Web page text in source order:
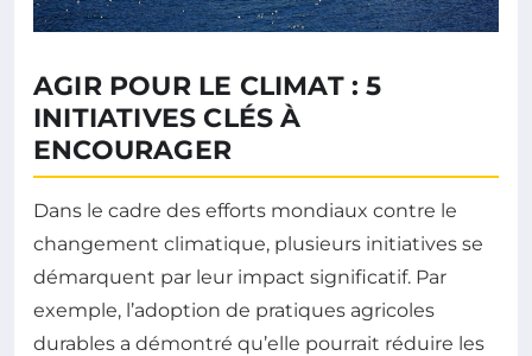
AGIR POUR LE CLIMAT : 5
INITIATIVES CLÉS À
ENCOURAGER
Dans le cadre des efforts mondiaux contre le
changement climatique, plusieurs initiatives se
démarquent par leur impact significatif. Par
exemple, l’adoption de pratiques agricoles
durables a démontré qu’elle pourrait réduire les